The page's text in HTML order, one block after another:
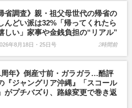
省調査》親・祖父母世代の帰省の
んどい派は32%「帰ってくれたら
しい」家事や金銭負担の“リアル”
年8月18日・25日号 2時間前
周年》倒産寸前・ガラガラ…酷評
『ジャングリア沖縄』「スコール
がプチバズり、路線変更で巻き返